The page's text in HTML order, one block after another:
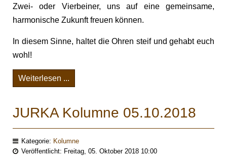
Zwei- oder Vierbeiner, uns auf eine gemeinsame,
harmonische Zukunft freuen können.
In diesem Sinne, haltet die Ohren steif und gehabt euch
wohl!
Weiterlesen ...
JURKA Kolumne 05.10.2018
Kategorie: Kolumne
Veröffentlicht: Freitag, 05. Oktober 2018 10:00